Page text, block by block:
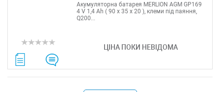
ЦІНА ПОКИ НЕВІДОМА
Акумуляторна батарея MERLION AGM GP169
4 V 1,4 Ah ( 90 x 35 x 20 ), клеми під паяння,
Q200...